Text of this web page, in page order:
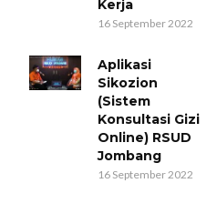
Kerja
16 September 2022
Aplikasi
Sikozion
(Sistem
Konsultasi Gizi
Online) RSUD
Jombang
16 September 2022